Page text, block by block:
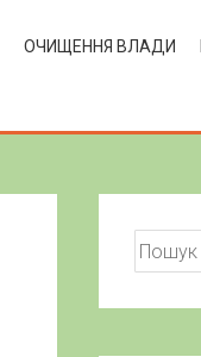
ОЧИЩЕННЯ ВЛАДИ
Пошук: